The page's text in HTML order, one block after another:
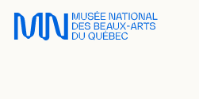
Sauter au menu principal
Sauter au contenu principal
Sauter au pied de page